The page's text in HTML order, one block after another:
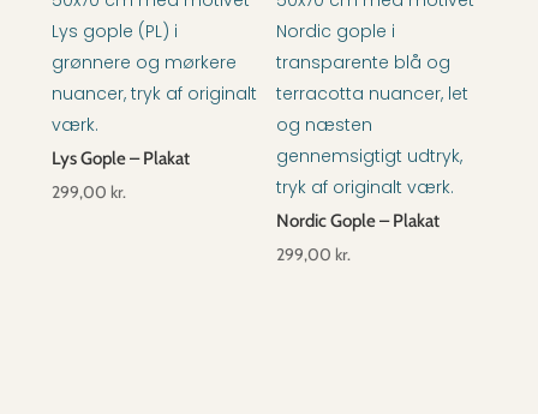
Lys Gople – Plakat
299,00 kr.
Nordic Gople – Plakat
299,00 kr.